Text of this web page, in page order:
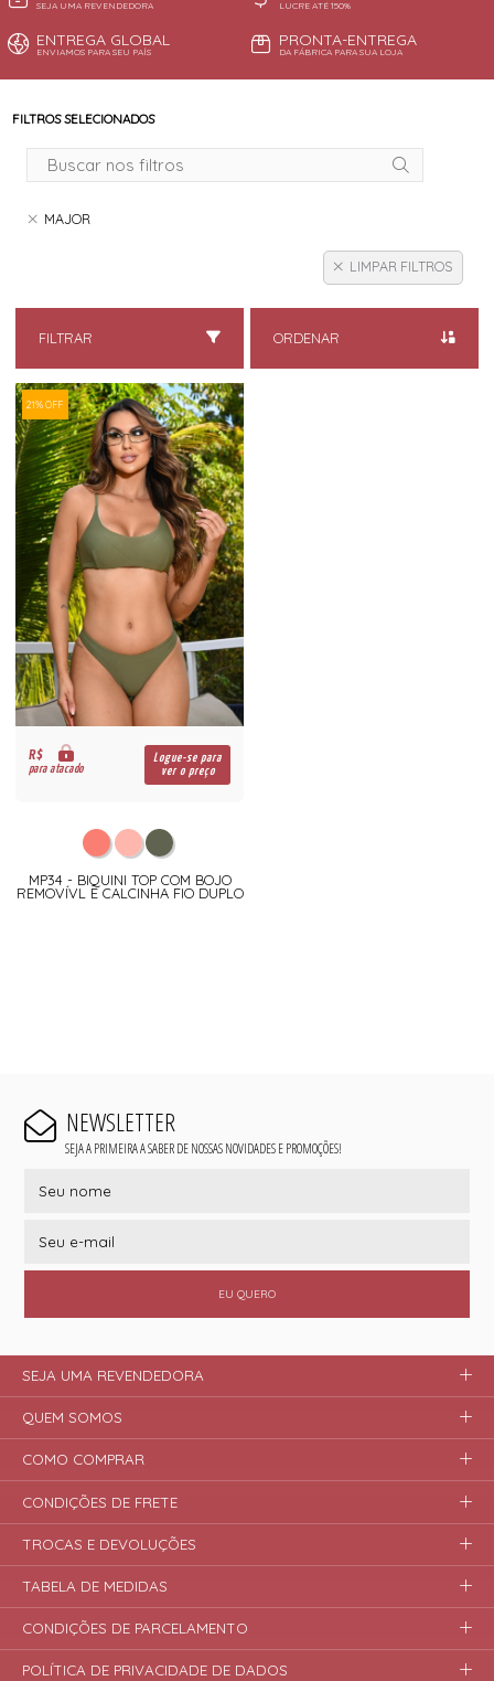
SEJA UMA REVENDEDORA LUCRE ATÉ 150%
ENTREGA GLOBAL
ENVIAMOS PARA SEU PAÍS
PRONTA-ENTREGA
DA FÁBRICA PARA SUA LOJA
FILTROS SELECIONADOS
MAJOR
LIMPAR FILTROS
FILTRAR ORDENAR
21% OFF
R$
para atacado
Logue-se para
ver o preço
MP34 - BIQUINI TOP COM BOJO
REMOVÍVL E CALCINHA FIO DUPLO
NEWSLETTER
SEJA A PRIMEIRA A SABER DE NOSSAS NOVIDADES E PROMOÇÕES!
EU QUERO
SEJA UMA REVENDEDORA
QUEM SOMOS
COMO COMPRAR
CONDIÇÕES DE FRETE
TROCAS E DEVOLUÇÕES
TABELA DE MEDIDAS
CONDIÇÕES DE PARCELAMENTO
POLÍTICA DE PRIVACIDADE DE DADOS